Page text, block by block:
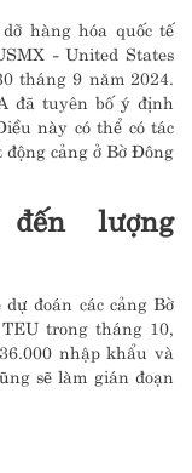
hàng hóa quốc tế
- United States
tháng 9 năm 2024.
đã tuyên bố ý định
này có thể có tác
cảng ở Bờ Đông
lượng
đoán các cảng Bờ
trong tháng 10,
nhập khẩu và
sẽ làm gián đoạn